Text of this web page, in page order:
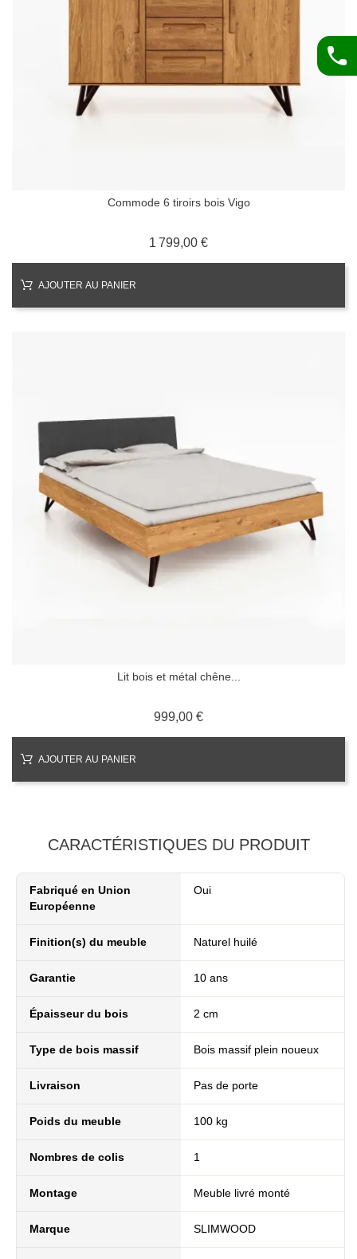
Commode 6 tiroirs bois Vigo
1 799,00 €Prix
AJOUTER AU PANIER
Lit bois et métal chêne...
999,00 €Prix
AJOUTER AU PANIER
CARACTÉRISTIQUES DU PRODUIT
Fabriqué en Union
Européenne
Oui
Finition(s) du meuble Naturel huilé
Garantie 10 ans
Épaisseur du bois 2 cm
Type de bois massif Bois massif plein noueux
Livraison Pas de porte
Poids du meuble 100 kg
Nombres de colis 1
Montage Meuble livré monté
Marque SLIMWOOD